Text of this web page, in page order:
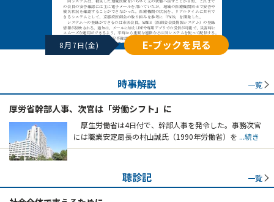
8月7日(金) E-ブックを見る
時事解説 一覧
厚労省幹部人事、次官は「労働シフト」に
厚生労働省は4日付で、幹部人事を発令した。事務次官
には職業安定局長の村山誠氏（1990年労働省）を ...続き
聴診記 一覧